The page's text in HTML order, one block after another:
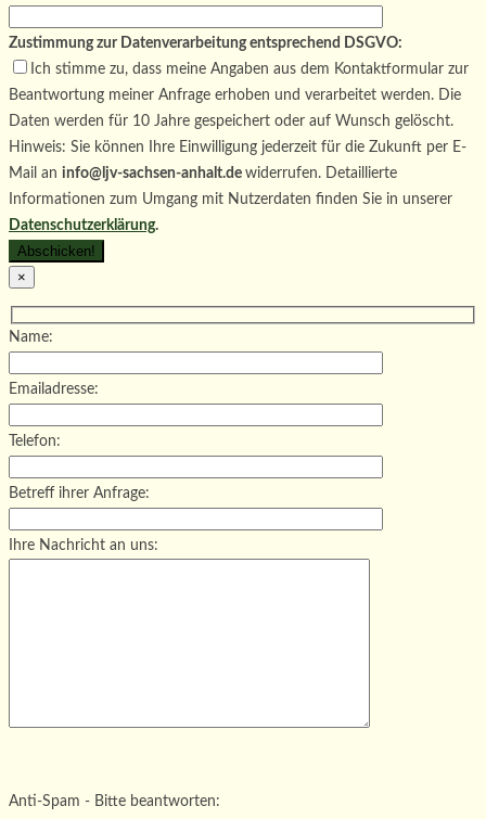
Zustimmung zur Datenverarbeitung entsprechend DSGVO:
Ich stimme zu, dass meine Angaben aus dem Kontaktformular zur
Beantwortung meiner Anfrage erhoben und verarbeitet werden. Die
Daten werden für 10 Jahre gespeichert oder auf Wunsch gelöscht.
Hinweis: Sie können Ihre Einwilligung jederzeit für die Zukunft per E-
Mail an info@ljv-sachsen-anhalt.de widerrufen. Detaillierte
Informationen zum Umgang mit Nutzerdaten finden Sie in unserer
Datenschutzerklärung.
×
Name:
Emailadresse:
Telefon:
Betreff ihrer Anfrage:
Ihre Nachricht an uns:
Bitte lasse dieses Feld leer.
Anti-Spam - Bitte beantworten: